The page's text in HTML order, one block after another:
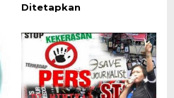
Ditetapkan